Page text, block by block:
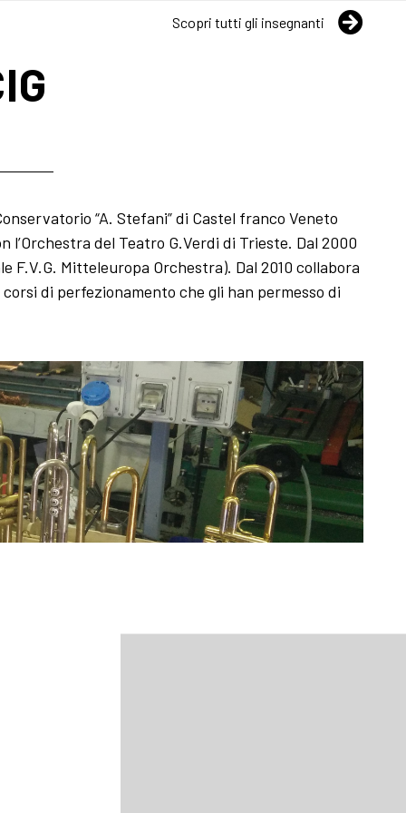
Scopri tutti gli insegnanti
“A. Stefani” di Castel franco Veneto
l’Orchestra del Teatro G.Verdi di Trieste. Dal 2000
F.V.G. Mitteleuropa Orchestra). Dal 2010 collabora
di perfezionamento che gli han permesso di